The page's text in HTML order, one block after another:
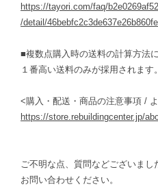
https://tayori.com/faq/
/detail/
■複数点購入時の送料の計算方法
１番高い送料のみが採用されます。
<購入・配送・商品の注意事項 /
https://store.rebuildingcenter.jp/
ご不明な点、質問などございま
お問い合わせください。